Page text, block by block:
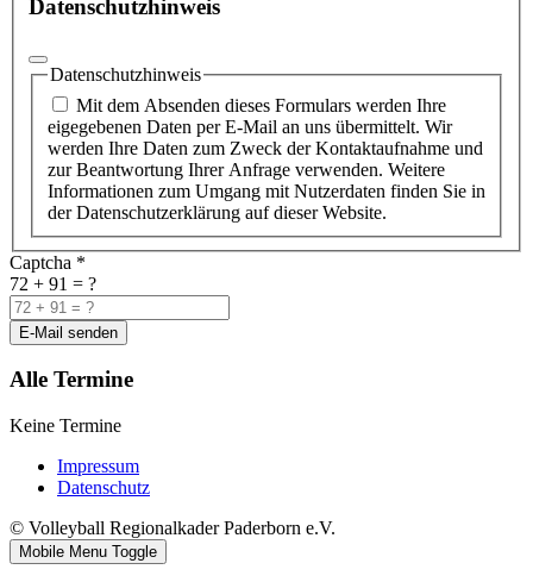
Datenschutzhinweis
Datenschutzhinweis
Mit dem Absenden dieses Formulars werden Ihre
eigegebenen Daten per E-Mail an uns übermittelt. Wir
werden Ihre Daten zum Zweck der Kontaktaufnahme und
zur Beantwortung Ihrer Anfrage verwenden. Weitere
Informationen zum Umgang mit Nutzerdaten finden Sie in
der Datenschutzerklärung auf dieser Website.
Captcha *
72 + 91 = ?
E-Mail senden
Alle Termine
Keine Termine
Impressum
Datenschutz
© Volleyball Regionalkader Paderborn e.V.
Mobile Menu Toggle